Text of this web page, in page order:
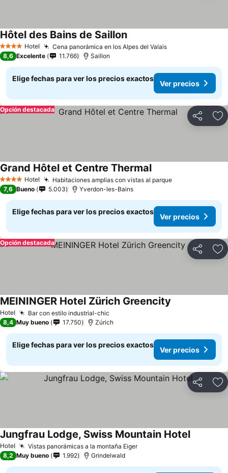
4 EstrellasHotel Cena panorámica en los Alpes del ValaisVer precios
Hôtel des Bains de SaillonVer precios
8,6 Excelente 11.766 Saillon
Elige fechas para ver los precios exactos
Ver precios
Compartir
Opción destacada
4 EstrellasHotel Habitaciones amplias con vistas al parqueVer precios
Grand Hôtel et Centre ThermalVer precios
7,6 Bueno 5.003 Yverdon-les-Bains
Elige fechas para ver los precios exactos
Ver precios
Compartir
Opción destacada
Hotel Bar con estilo industrial-chic
MEININGER Hotel Zürich Greencity
8,4 Muy bueno 17.750 Zúrich
Elige fechas para ver los precios exactos
Ver precios
Compartir
Hotel Vistas panorámicas a la montaña EigerVer precios
Jungfrau Lodge, Swiss Mountain HotelVer
8,2 Muy bueno 1.992 Grindelwald